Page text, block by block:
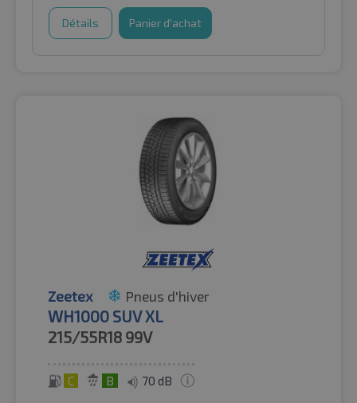
Détails Panier d'achat
Zeetex Pneus d'hiver
WH1000 SUV XL
215/55R18 99V
C B 70 dB